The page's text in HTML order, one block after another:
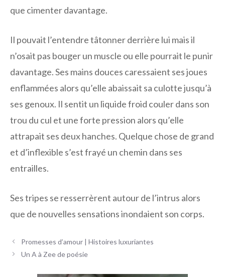
que cimenter davantage.
Il pouvait l’entendre tâtonner derrière lui mais il
n’osait pas bouger un muscle ou elle pourrait le punir
davantage. Ses mains douces caressaient ses joues
enflammées alors qu’elle abaissait sa culotte jusqu’à
ses genoux. Il sentit un liquide froid couler dans son
trou du cul et une forte pression alors qu’elle
attrapait ses deux hanches. Quelque chose de grand
et d’inflexible s’est frayé un chemin dans ses
entrailles.
Ses tripes se resserrèrent autour de l’intrus alors
que de nouvelles sensations inondaient son corps.
Navigation
des
Promesses d’amour | Histoires luxuriantes
Un A à Zee de poésie